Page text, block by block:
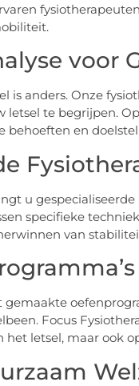
voor
is anders. Onze
letsel te begrijpen.
behoeften en
u
specifieke
van
Focus
het letsel, maar ook